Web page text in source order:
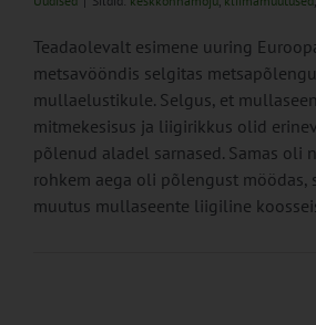
Teadaolevalt esimene uuring
metsavööndis selgitas
mullaelustikule. Selgus, et
mitmekesisus ja liigirikkus olid
põlenud aladel sarnased. Samas oli
rohkem aega oli põlengust möödas,
muutus mullaseente liigiline